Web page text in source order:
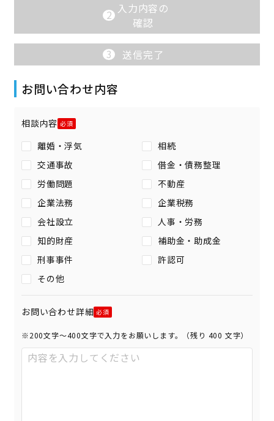
2 入力内容の
確認
3 送信完了
お問い合わせ内容
相談内容
離婚・浮気
相続
交通事故
借金・債務整理
労働問題
不動産
企業法務
企業税務
会社設立
人事・労務
知的財産
補助金・助成金
刑事事件
許認可
その他
お問い合わせ詳細
※200文字〜400文字で入力をお願いします。（残り 400 文字）